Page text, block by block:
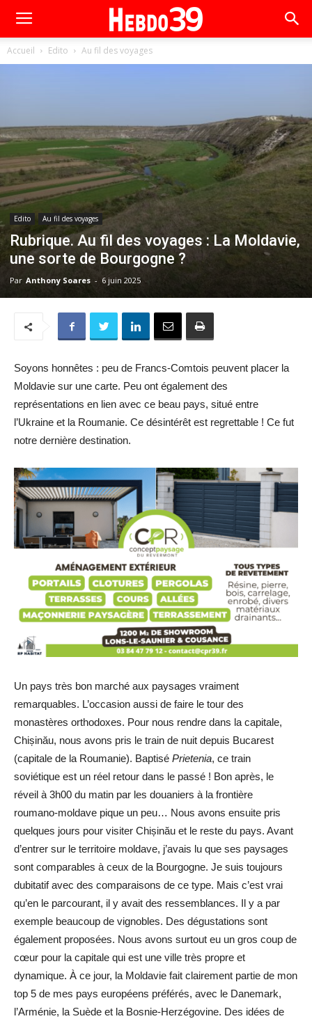
Accueil Edito Au fil des voyages
Edito Au fil des voyages
Rubrique. Au fil des voyages : La Moldavie,
une sorte de Bourgogne ?
Par Anthony Soares - 6 juin 2025
Soyons honnêtes : peu de Francs-Comtois peuvent placer la
Moldavie sur une carte. Peu ont également des
représentations en lien avec ce beau pays, situé entre
l’Ukraine et la Roumanie. Ce désintérêt est regrettable ! Ce fut
notre dernière destination.
Un pays très bon marché aux paysages vraiment
remarquables. L’occasion aussi de faire le tour des
monastères orthodoxes. Pour nous rendre dans la capitale,
Chișinău, nous avons pris le train de nuit depuis Bucarest
(capitale de la Roumanie). Baptisé Prietenia, ce train
soviétique est un réel retour dans le passé ! Bon après, le
réveil à 3h00 du matin par les douaniers à la frontière
roumano-moldave pique un peu… Nous avons ensuite pris
quelques jours pour visiter Chișinău et le reste du pays. Avant
d’entrer sur le territoire moldave, j’avais lu que ses paysages
sont comparables à ceux de la Bourgogne. Je suis toujours
dubitatif avec des comparaisons de ce type. Mais c’est vrai
qu’en le parcourant, il y avait des ressemblances. Il y a par
exemple beaucoup de vignobles. Des dégustations sont
également proposées. Nous avons surtout eu un gros coup de
cœur pour la capitale qui est une ville très propre et
dynamique. À ce jour, la Moldavie fait clairement partie de mon
top 5 de mes pays européens préférés, avec le Danemark,
l’Arménie, la Suède et la Bosnie-Herzégovine. Des idées de